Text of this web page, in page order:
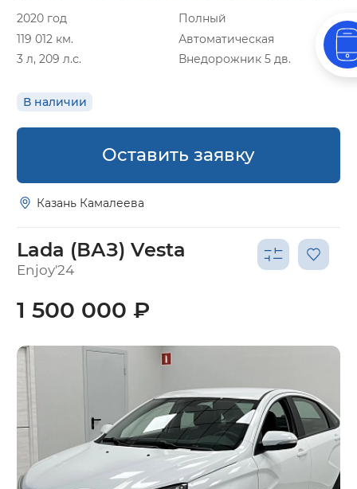
2020 год
Полный
119 012 км.
Автоматическая
3 л, 209 л.с.
Внедорожник 5 дв.
В наличии
Оставить заявку
Казань Камалеева
Lada (ВАЗ) Vesta
Enjoy'24
1 500 000 ₽